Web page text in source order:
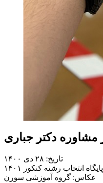
دکتر جباری
تاریخ: ۲۸ دی
انتخاب رشته کنکور ۱۴۰۱
عکاس: گروه آموزشی سورن